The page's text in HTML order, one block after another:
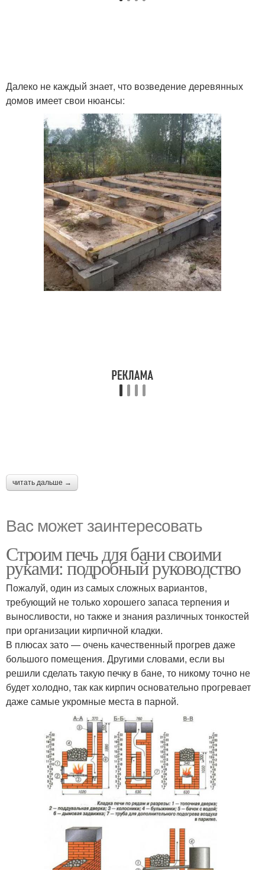
Далеко не каждый знает, что возведение деревянных
домов имеет свои нюансы:
читать дальше →
Вас может заинтересовать
Строим печь для бани своими
руками: подробный руководство
Пожалуй, один из самых сложных вариантов,
требующий не только хорошего запаса терпения и
выносливости, но также и знания различных тонкостей
при организации кирпичной кладки.
В плюсах зато — очень качественный прогрев даже
большого помещения. Другими словами, если вы
решили сделать такую печку в бане, то никому точно не
будет холодно, так как кирпич основательно прогревает
даже самые укромные места в парной.